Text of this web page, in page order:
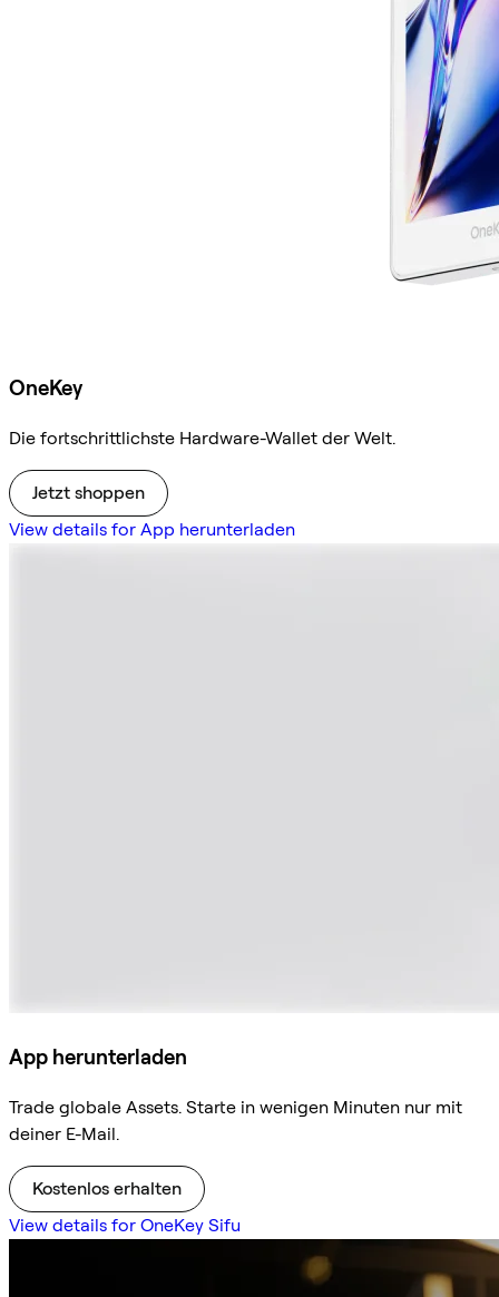
OneKey
Die fortschrittlichste Hardware-Wallet der Welt.
Jetzt shoppen
View details for App herunterladen
App herunterladen
Trade globale Assets. Starte in wenigen Minuten nur mit
deiner E-Mail.
Kostenlos erhalten
View details for OneKey Sifu